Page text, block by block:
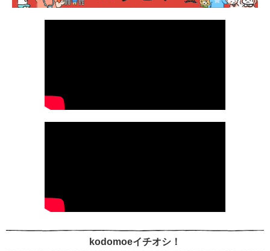
kodomoeイチオシ！